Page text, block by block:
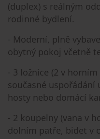
(duplex) s reálným
rodinné bydlení.
- Moderní, plně
obytný pokoj včetně
- 3 ložnice (2 v
současné
hosty nebo domácí
- 2 koupelny (vana v
dolním patře, bidet v